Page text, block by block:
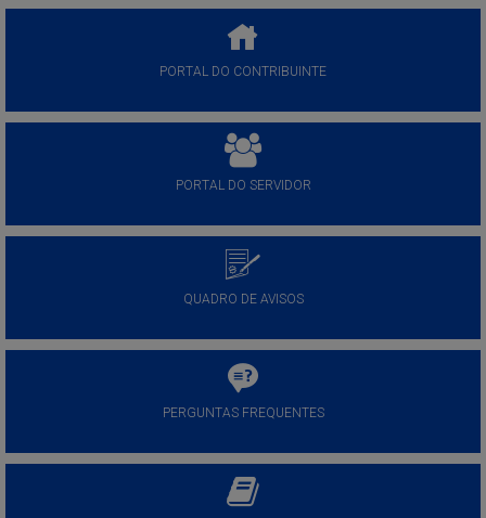
PORTAL DO CONTRIBUINTE
PORTAL DO SERVIDOR
QUADRO DE AVISOS
PERGUNTAS FREQUENTES